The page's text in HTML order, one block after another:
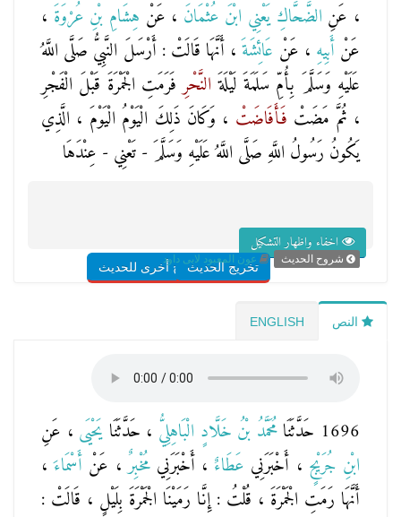
، عَنِ الضَّحَّاكِ يَعْنِي ابْنَ عُثْمَانَ ، عَنْ هِشَامِ بْنِ عُرْوَةَ ،
عَنْ أَبِيهِ ، عَنْ عَائِشَةَ ، أَنَّهَا قَالَتْ : أَرْسَلَ النَّبِيُّ صَلَّى اللَّهُ
عَلَيْهِ وَسَلَّمَ بِأُمِّ سَلَمَةَ لَيْلَةَ النَّحْرِفَرَمَتِ الْجَمْرَةَ قَبْلَ الْفَجْرِ
، ثُمَّ مَضَتْ فَأَفَاضَتْ ، وَكَانَ ذَلِكَ الْيَوْمُ الْيَوْمَ ، الَّذِي
يَكُونُ رَسُولُ اللَّهِ صَلَّى اللَّهُ عَلَيْهِ وَسَلَّمَ - تَعْنِي - عِنْدَهَا
اخفاء واظهار التشكيل
تخريج الحديثشروح أخرى للحديث
شروح الحديث عون المعبود لابى داود
النص ENGLISH
1696 حَدَّثَنَا مُحَمَّدُ بْنُ خَلَّادٍ الْبَاهِلِيُّ ، حَدَّثَنَا يَحْيَى ، عَنِ
ابْنِ جُرَيْجٍ ، أَخْبَرَنِي عَطَاءٌ ، أَخْبَرَنِيمُخْبِرٌ، عَنْ أَسْمَاءَ ،
أَنَّهَا رَمَتِ الْجَمْرَةَ ، قُلْتُ : إِنَّا رَمَيْنَا الْجَمْرَةَ بِلَيْلٍ ، قَالَتْ :